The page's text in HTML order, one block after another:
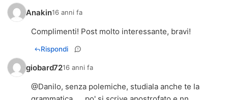
Anakin16 anni fa
Complimenti! Post molto interessante, bravi!
Rispondi
giobard7216 anni fa
@Danilo, senza polemiche, studiala anche te la